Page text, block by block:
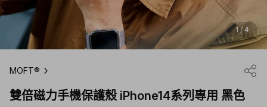
1 / 4
MOFT®
雙倍磁力手機保護殼 iPhone14系列專用 黑色